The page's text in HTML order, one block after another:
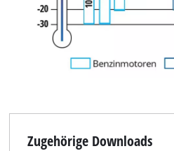
visitor. The
the site with their
to the list
Powered by
Zugehörige Downloads